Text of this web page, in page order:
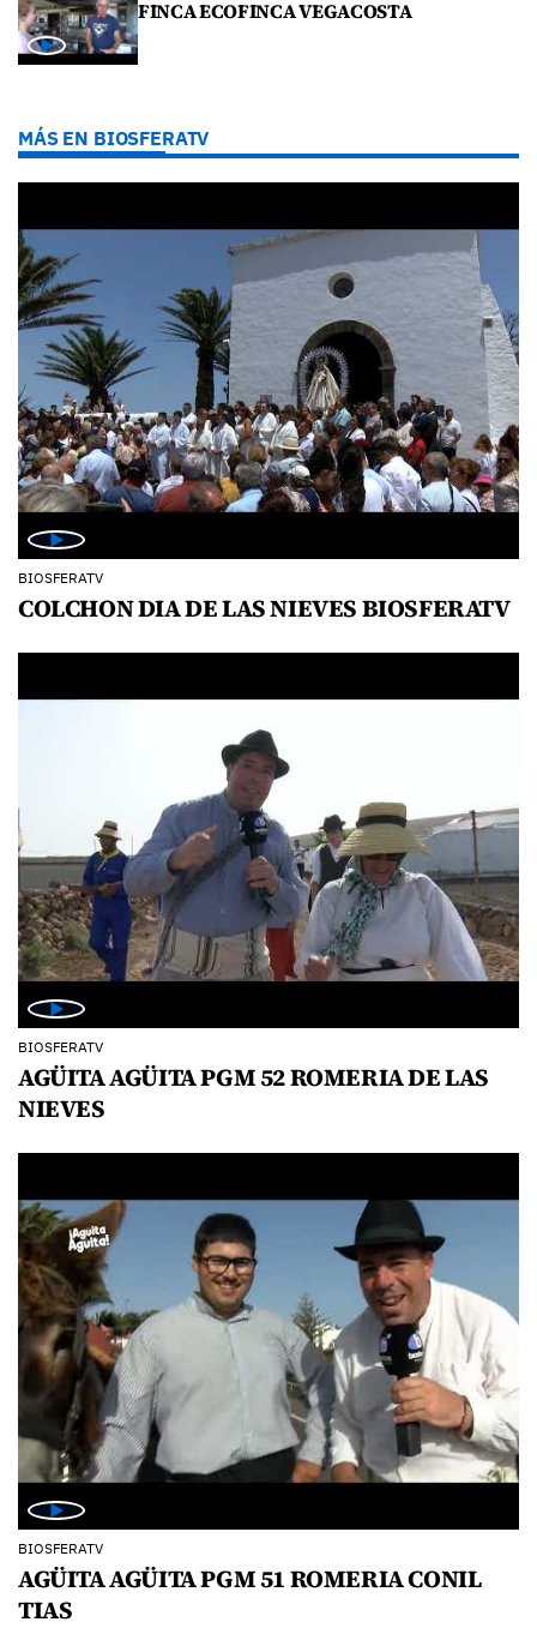
FINCA ECOFINCA VEGACOSTA
MÁS EN BIOSFERATV
BIOSFERATV
COLCHON DIA DE LAS NIEVES BIOSFERATV
BIOSFERATV
AGÜITA AGÜITA PGM 52 ROMERIA DE LAS
NIEVES
BIOSFERATV
AGÜITA AGÜITA PGM 51 ROMERIA CONIL
TIAS